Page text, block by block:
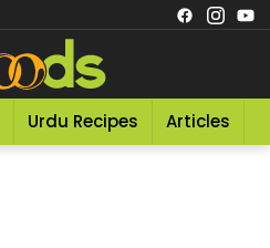
Urdu Recipes Articles